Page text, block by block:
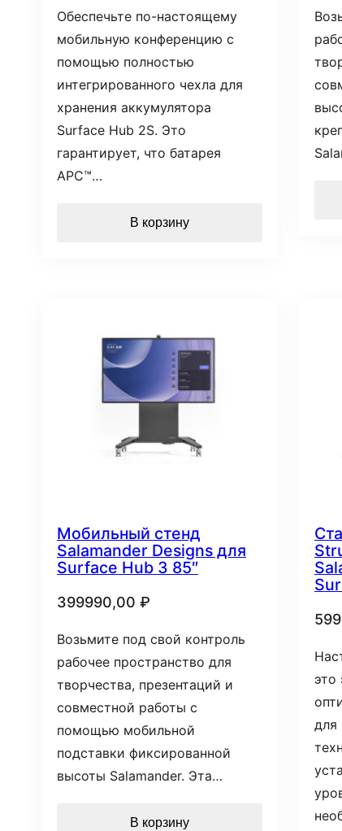
Обеспечьте по-настоящему
мобильную конференцию с
помощью полностью
интегрированного чехла для
хранения аккумулятора
Surface Hub 2S. Это
гарантирует, что батарея
APC™…
В корзину
Мобильный стенд
Salamander Designs для
Surface Hub 3 85″
399990,00 ₽
Возьмите под свой контроль
рабочее пространство для
творчества, презентаций и
совместной работы с
помощью мобильной
подставки фиксированной
высоты Salamander. Эта…
В корзину
это
для